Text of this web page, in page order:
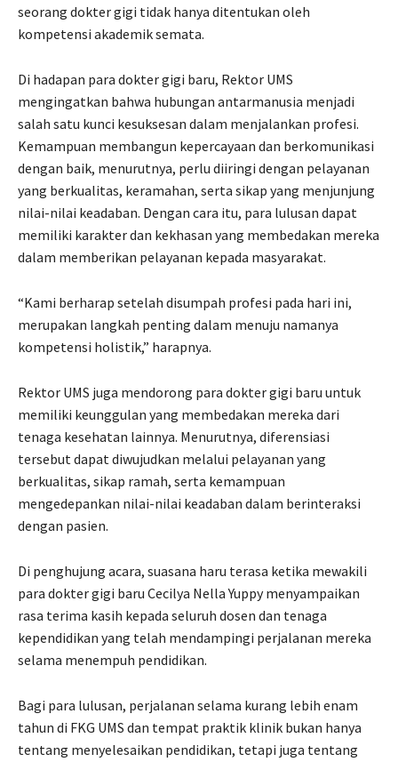
seorang dokter gigi tidak hanya ditentukan oleh
kompetensi akademik semata.
Di hadapan para dokter gigi baru, Rektor UMS
mengingatkan bahwa hubungan antarmanusia menjadi
salah satu kunci kesuksesan dalam menjalankan profesi.
Kemampuan membangun kepercayaan dan berkomunikasi
dengan baik, menurutnya, perlu diiringi dengan pelayanan
yang berkualitas, keramahan, serta sikap yang menjunjung
nilai-nilai keadaban. Dengan cara itu, para lulusan dapat
memiliki karakter dan kekhasan yang membedakan mereka
dalam memberikan pelayanan kepada masyarakat.
“Kami berharap setelah disumpah profesi pada hari ini,
merupakan langkah penting dalam menuju namanya
kompetensi holistik,” harapnya.
Rektor UMS juga mendorong para dokter gigi baru untuk
memiliki keunggulan yang membedakan mereka dari
tenaga kesehatan lainnya. Menurutnya, diferensiasi
tersebut dapat diwujudkan melalui pelayanan yang
berkualitas, sikap ramah, serta kemampuan
mengedepankan nilai-nilai keadaban dalam berinteraksi
dengan pasien.
Di penghujung acara, suasana haru terasa ketika mewakili
para dokter gigi baru Cecilya Nella Yuppy menyampaikan
rasa terima kasih kepada seluruh dosen dan tenaga
kependidikan yang telah mendampingi perjalanan mereka
selama menempuh pendidikan.
Bagi para lulusan, perjalanan selama kurang lebih enam
tahun di FKG UMS dan tempat praktik klinik bukan hanya
tentang menyelesaikan pendidikan, tetapi juga tentang